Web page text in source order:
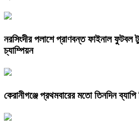
নরসিংদীর পলাশে প্রাণবন্ত ফাইনাল ফুটবল
চ্যাম্পিয়ন
কেরানীগঞ্জে প্রথমবারের মতো তিনদিন